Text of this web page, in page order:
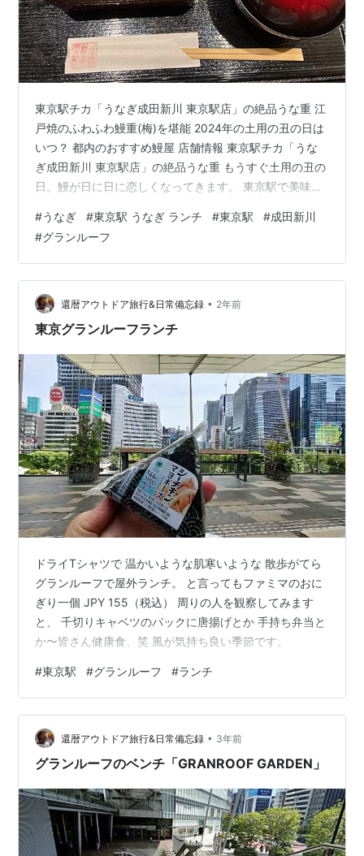
東京駅チカ「うなぎ成田新川 東京駅店」の絶品うな重 江
戸焼のふわふわ鰻重(梅)を堪能 2024年の土用の丑の日は
いつ？ 都内のおすすめ鰻屋 店舗情報 東京駅チカ「うな
ぎ成田新川 東京駅店」の絶品うな重 もうすぐ土用の丑の
日。鰻が日に日に恋しくなってきます。 東京駅で美味し
東京駅店」です。 お店は東京駅八重洲口からすぐのグラ
ンルーフ地下に位置し、アクセスも抜群。 鰻と言えば成
田。 川豊さんなどと並び、この新川さんも成田に本店を
構える名店で、東京駅にいながら本格的な鰻を堪能でき
ます。 【ふるさと納税】うなぎ 成田名物 川豊のうなぎ
国産 上蒲焼 …
#うなぎ #東京駅 うなぎ ランチ #東京駅 #成田新川
#グランルーフ
還暦アウトドア旅行&日常備忘録 • 2年前
東京グランルーフランチ
ドライTシャツで 温かいような肌寒いような 散歩がてら
グランルーフで屋外ランチ。 と言ってもファミマのおに
ぎり一個 JPY 155（税込） 周りの人を観察してみます
と、 千切りキャベツのパックに唐揚げとか 手持ち弁当と
か〜皆さん健康食、笑 風が気持ち良い季節です。
#東京駅 #グランルーフ #ランチ
還暦アウトドア旅行&日常備忘録 • 3年前
グランルーフのベンチ「GRANROOF GARDEN」